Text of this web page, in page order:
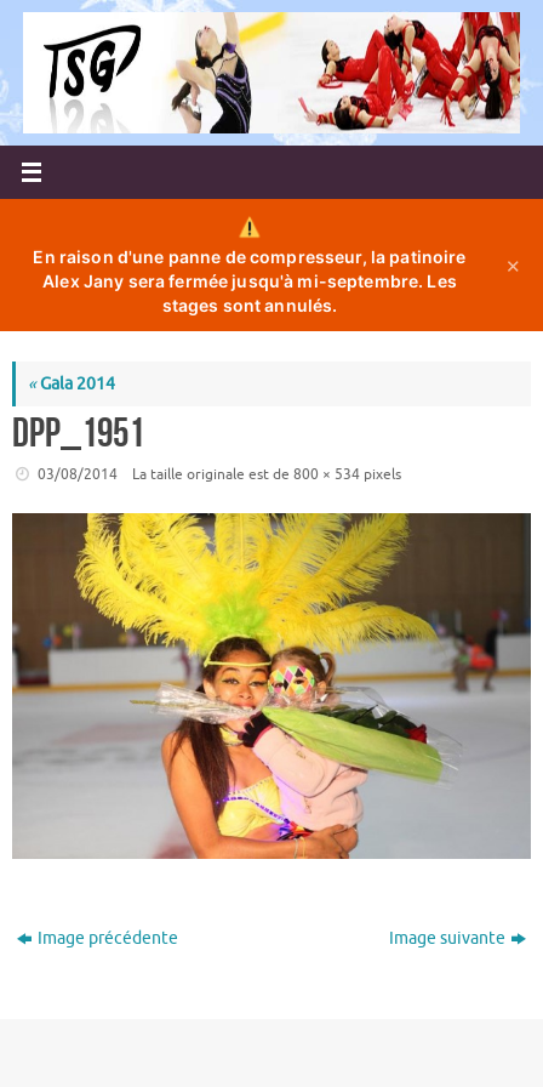
Passer
contenu
En raison d'une panne de compresseur, la patinoire
Alex Jany sera fermée jusqu'à mi-septembre. Les
stages sont annulés.
✕
«Gala 2014
DPP_1951
03/08/2014 La taille originale est de 800 × 534pixels
Image précédente Image suivante